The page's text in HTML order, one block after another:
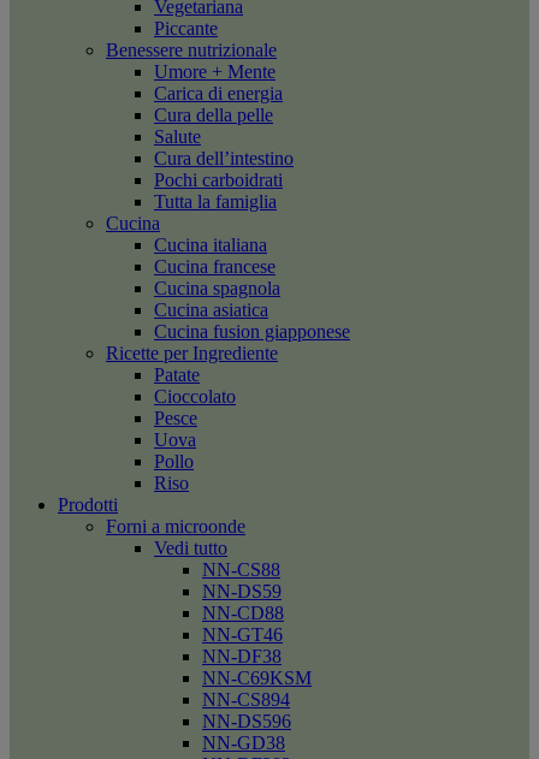
Vegetariana
Piccante
Benessere nutrizionale
Umore + Mente
Carica di energia
Cura della pelle
Salute
Cura dell’intestino
Pochi carboidrati
Tutta la famiglia
Cucina
Cucina italiana
Cucina francese
Cucina spagnola
Cucina asiatica
Cucina fusion giapponese
Ricette per Ingrediente
Patate
Cioccolato
Pesce
Uova
Pollo
Riso
Prodotti
Forni a microonde
Vedi tutto
NN-CS88
NN-DS59
NN-CD88
NN-GT46
NN-DF38
NN-C69KSM
NN-CS894
NN-DS596
NN-GD38